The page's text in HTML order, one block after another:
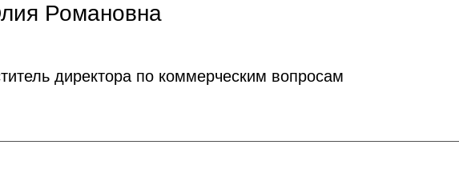
Романовна
директора по коммерческим вопросам